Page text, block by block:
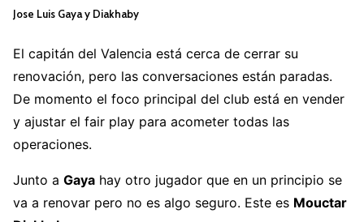
pic.twitter.com/q5aHgdXKyZ
June 20, 2022
Jose Luis Gaya y Diakhaby
El capitán del Valencia está cerca de cerrar su
renovación, pero las conversaciones están paradas.
De momento el foco principal del club está en vender
y ajustar el fair play para acometer todas las
operaciones.
Junto a Gaya hay otro jugador que en un principio se
va a renovar pero no es algo seguro. Este es Mouctar